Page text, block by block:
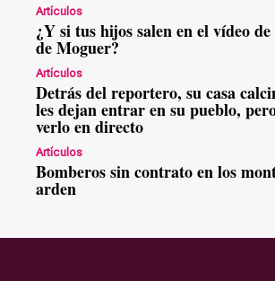
Artículos
¿Y si tus hijos salen en el vídeo de la agresión
de Moguer?
Artículos
Detrás del reportero, su casa calcinada: no
les dejan entrar en su pueblo,
verlo en directo
Artículos
Bomberos sin contrato en los montes que
arden